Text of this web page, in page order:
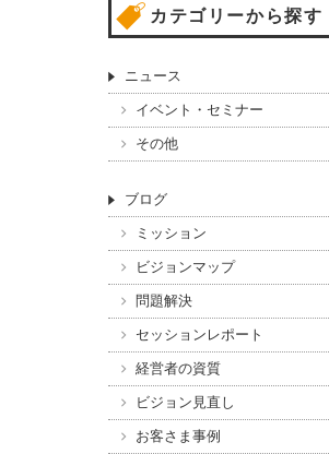
カテゴリーから探す
ニュース
イベント・セミナー
その他
ブログ
ミッション
ビジョンマップ
問題解決
セッションレポート
経営者の資質
ビジョン見直し
お客さま事例